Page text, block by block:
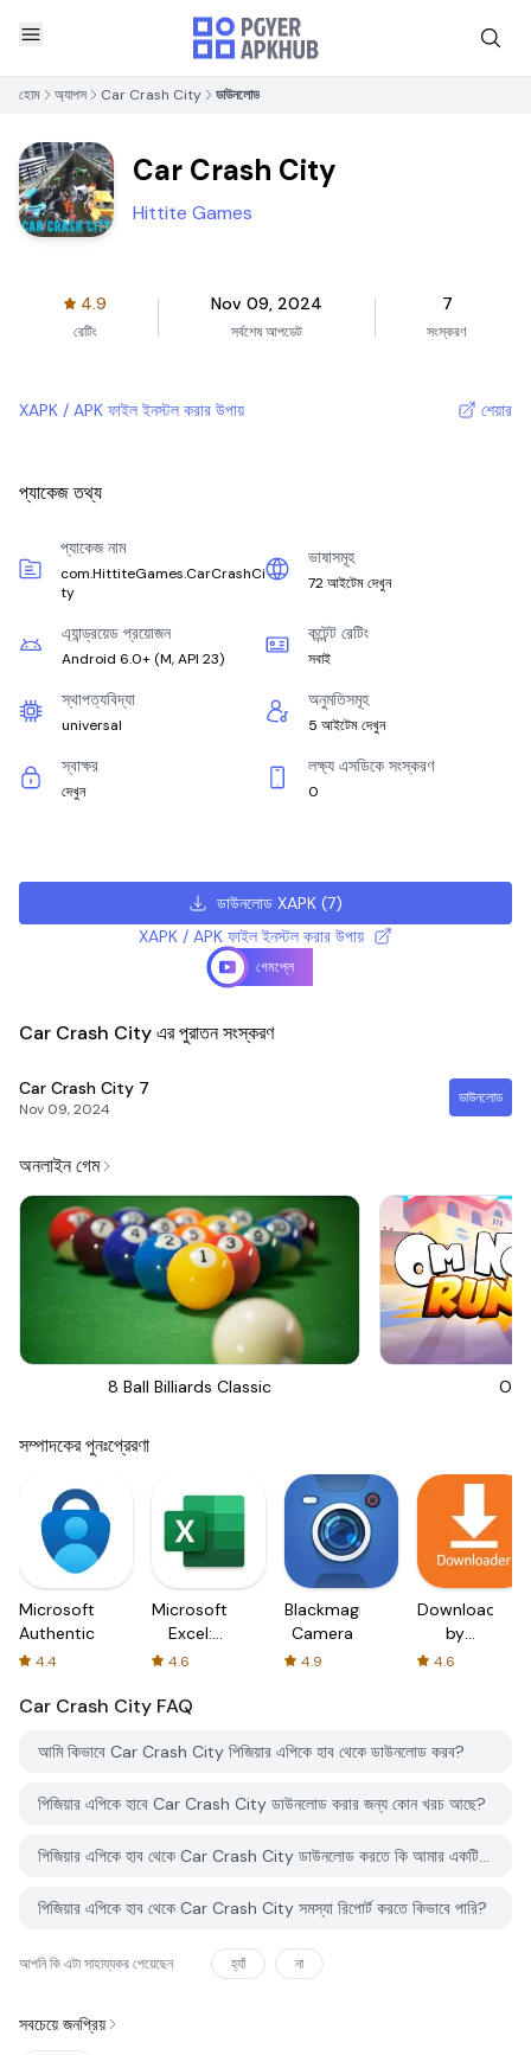
হোম অ্যাপস Car Crash City ডাউনলোড
Car Crash City
Hittite Games
4.9
রেটিং
Nov 09, 2024
সর্বশেষ আপডেট
7
সংস্করণ
XAPK / APK ফাইল ইনস্টল করার উপায় শেয়ার
প্যাকেজ তথ্য
প্যাকেজ নাম
com.HittiteGames.CarCrashCi
ty
ভাষাসমূহ
72 আইটেম দেখুন
এ্যান্ড্রয়েড প্রয়োজন
Android 6.0+ (M, API 23)
কন্টেন্ট রেটিং
সবাই
স্থাপত্যবিদ্যা
universal
অনুমতিসমূহ
5 আইটেম দেখুন
স্বাক্ষর
দেখুন
লক্ষ্য এসডিকে সংস্করণ
0
ডাউনলোড XAPK(7)
XAPK / APK ফাইল ইনস্টল করার উপায়
গেমপ্লে
Car Crash City এর পুরাতন সংস্করণ
Car Crash City 7
Nov 09, 2024
ডাউনলোড
অনলাইন গেম
8 Ball Billiards Classic Om
সম্পাদকের পুনঃপ্রেরণা
Microsoft
Authenticator
4.4
Microsoft
Excel:
Spreadsheets
4.6
Blackmagic
Camera
4.9
Downloader
by
AFTVnews
4.6
Car Crash City FAQ
আমি কিভাবে Car Crash City পিজিয়ার এপিকে হাব থেকে ডাউনলোড করব?
পিজিয়ার এপিকে হাবে Car Crash City ডাউনলোড করার জন্য কোন খরচ আছে?
পিজিয়ার এপিকে হাব থেকে Car Crash City ডাউনলোড করতে কি আমার একটি অ্যাকাউন্ট দরকার?
পিজিয়ার এপিকে হাব থেকে Car Crash City সমস্যা রিপোর্ট করতে কিভাবে পারি?
আপনি কি এটা সাহায্যকর পেয়েছেন হ্যাঁ না
সবচেয়ে জনপ্রিয়